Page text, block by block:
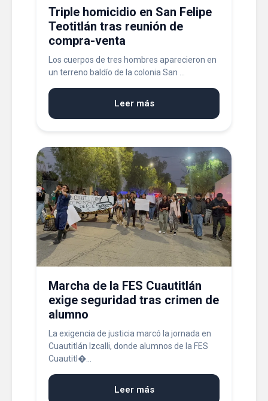
Triple homicidio en San Felipe
Teotitlán tras reunión de
compra-venta
Los cuerpos de tres hombres aparecieron en
un terreno baldío de la colonia San ...
Leer más
Marcha de la FES Cuautitlán
exige seguridad tras crimen de
alumno
La exigencia de justicia marcó la jornada en
Cuautitlán Izcalli, donde alumnos de la FES
Cuautitl�...
Leer más